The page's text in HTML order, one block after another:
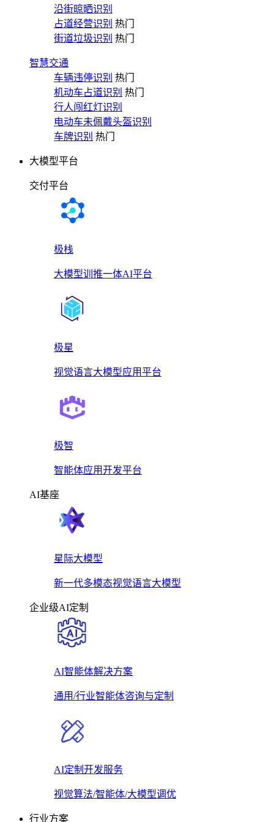
沿街晾晒识别
占道经营识别 热门
街道垃圾识别 热门
智慧交通
车辆违停识别 热门
机动车占道识别 热门
行人闯红灯识别
电动车未佩戴头盔识别
车牌识别 热门
大模型平台
交付平台
极栈
大模型训推一体AI平台
极星
视觉语言大模型应用平台
极智
智能体应用开发平台
AI基座
星际大模型
新一代多模态视觉语言大模型
企业级AI定制
AI智能体解决方案
通用/行业智能体咨询与定制
AI定制开发服务
视觉算法/智能体/大模型调优
行业方案